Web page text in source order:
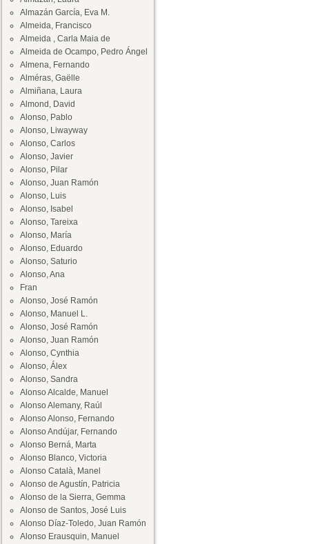
Almazán García, Eva M.
Almeida, Francisco
Almeida , Carla Maia de
Almeida de Ocampo, Pedro Ángel
Almena, Fernando
Alméras, Gaëlle
Almiñana, Laura
Almond, David
Alonso, Pablo
Alonso, Liwayway
Alonso, Carlos
Alonso, Javier
Alonso, Pilar
Alonso, Juan Ramón
Alonso, Luis
Alonso, Isabel
Alonso, Tareixa
Alonso, María
Alonso, Eduardo
Alonso, Saturio
Alonso, Ana
Fran
Alonso, José Ramón
Alonso, Manuel L.
Alonso, José Ramón
Alonso, Juan Ramón
Alonso, Cynthia
Alonso, Álex
Alonso, Sandra
Alonso Alcalde, Manuel
Alonso Alemany, Raúl
Alonso Alonso, Fernando
Alonso Andújar, Fernando
Alonso Berná, Marta
Alonso Blanco, Victoria
Alonso Català, Manel
Alonso de Agustín, Patricia
Alonso de la Sierra, Gemma
Alonso de Santos, José Luis
Alonso Díaz-Toledo, Juan Ramón
Alonso Erausquin, Manuel